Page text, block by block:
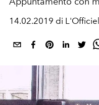
14.02.2019 di